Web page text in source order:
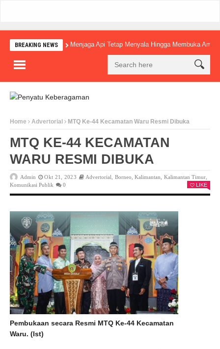
BREAKING NEWS Menjaga Api Tetap Menyala Hingga Membuka
Home Advertorial MTQ Ke-44 Kecamatan Waru Resmi Dibuka
MTQ KE-44 KECAMATAN
WARU RESMI DIBUKA
Admin Okt 21, 2023 Advertorial Borneo ,Kalimantan ,Kalimantan Timur
Komunikasi Publik
0 LIKE
Pembukaan secara Resmi MTQ Ke-44 Kecamatan
Waru. (Ist)